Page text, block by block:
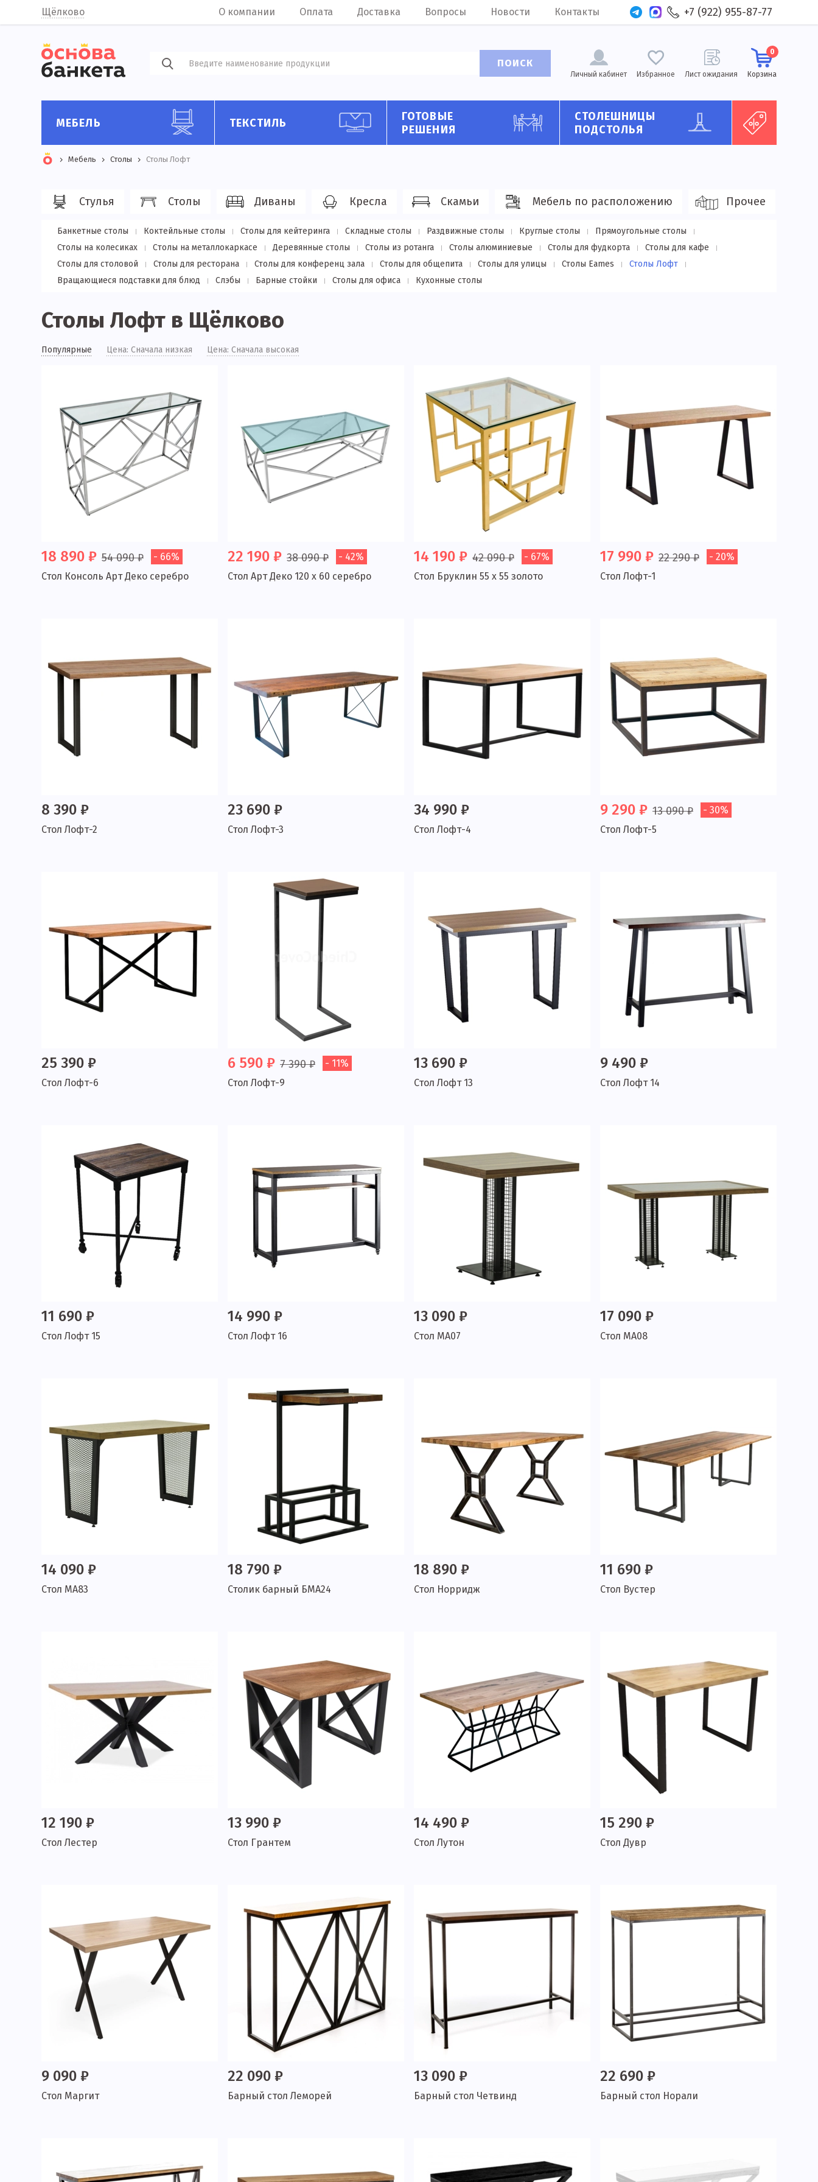
Щёлково О компании Оплата Доставка Вопросы Новости Контакты +7 (922) 955-87-77
ПОИСК
Личный кабинет Избранное Лист ожидания Корзина
0
МЕБЕЛЬ ТЕКСТИЛЬ
ГОТОВЫЕ
РЕШЕНИЯ
СТОЛЕШНИЦЫ
ПОДСТОЛЬЯ
Мебель Столы Столы Лофт
Стулья Столы Диваны Кресла Скамьи Мебель по расположению Прочее
Банкетные столы Коктейльные столы Столы для кейтеринга Складные столы Раздвижные столы Круглые столы
Прямоугольные столы
Столы на колесиках
Cтолы на металлокаркасе Деревянные столы Столы из ротанга Столы алюминиевые Столы для фудкорта
Столы для кафе
Столы для столовой
Столы для ресторана Столы для конференц зала Столы для общепита Столы для улицы Столы Eames
Столы Лофт
Вращающиеся подставки для блюд
Слэбы Барные стойки Столы для офиса Кухонные столы
Столы Лофт в Щёлково
Популярные Цена: Сначала низкая Цена: Сначала высокая
18 890 ₽ 54 090 ₽
- 66%
Стол Консоль Арт Деко серебро
22 190 ₽ 38 090 ₽
- 42%
Стол Арт Деко 120 x 60 серебро
14 190 ₽ 42 090 ₽
- 67%
Стол Бруклин 55 x 55 золото
17 990 ₽ 22 290 ₽
- 20%
Стол Лофт-1
8 390 ₽
Стол Лофт-2
23 690 ₽
Стол Лофт-3
34 990 ₽
Стол Лофт-4
9 290 ₽ 13 090 ₽
- 30%
Стол Лофт-5
25 390 ₽
Стол Лофт-6
6 590 ₽ 7 390 ₽
- 11%
Стол Лофт-9
13 690 ₽
Стол Лофт 13
9 490 ₽
Стол Лофт 14
11 690 ₽
Стол Лофт 15
14 990 ₽
Стол Лофт 16
13 090 ₽
Стол МА07
17 090 ₽
Стол МА08
14 090 ₽
Стол МА83
18 790 ₽
Столик барный БМА24
18 890 ₽
Стол Норридж
11 690 ₽
Стол Вустер
12 190 ₽
Стол Лестер
13 990 ₽
Стол Грантем
14 490 ₽
Стол Лутон
15 290 ₽
Стол Дувр
9 090 ₽
Стол Маргит
22 090 ₽
Барный стол Леморей
13 090 ₽
Барный стол Четвинд
22 690 ₽
Барный стол Норали